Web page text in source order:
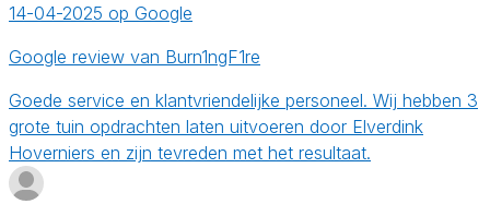
14-04-2025 op Google
Google review van Burn1ngF1re
Goede service en klantvriendelijke personeel. Wij hebben 3
grote tuin opdrachten laten uitvoeren door Elverdink
Hoverniers en zijn tevreden met het resultaat.